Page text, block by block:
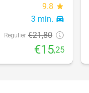
9.8 star
3 min. directions_car
Regulier €21,80
€15,25